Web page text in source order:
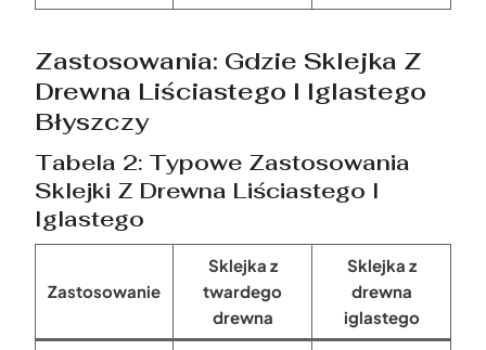
Zastosowania: Gdzie Sklejka Z
Drewna Liściastego I Iglastego
Błyszczy
Tabela 2: Typowe Zastosowania
Sklejki Z Drewna Liściastego I
Iglastego
Zastosowanie
Sklejka z
twardego
drewna
Sklejka z
drewna
iglastego